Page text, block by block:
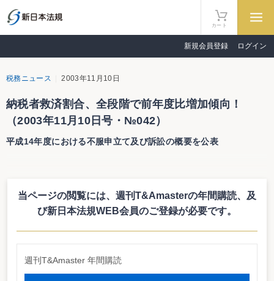
カート
新規会員登録 ログイン
税務ニュース 2003年11月10日
納税者救済割合、全段階で前年度比増加傾向！
（2003年11月10日号・№042）
平成14年度における不服申立て及び訴訟の概要を公表
国税庁及び国税不服審判所は、「平成14年度（平成14年4月1日から平成15年3
月31日）における不服申立て及び訴訟の概要」を公表した。（1）異議申立て
（2）審査請求（3）訴訟、の3制度（段階）における発生状況及び処理（終
結）状況についてとりまとめたもの。
発生状況については、異議申立て5,119件（前年度4,860件）、審査請求
当ページの閲覧には、週刊T&Amasterの年間購読、 及
び新日本法規WEB会員のご登録が必要です。
週刊T&Amaster 年間購読